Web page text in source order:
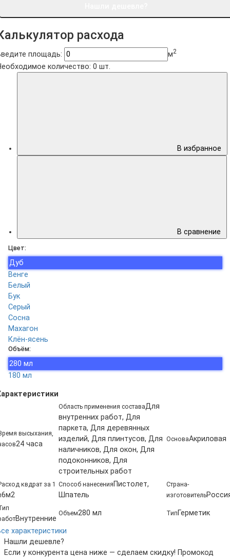
расхода
площадь: м2
количество: 0 шт.
В избранное
В сравнение
Цвет:
Дуб
Венге
Белый
Бук
Серый
Сосна
Махагон
Клён-ясень
Объём:
280 мл
180 мл
высыхания,
24 часа
Область применения составаДля
внутренних работ, Для
паркета, Для деревянных
изделий, Для плинтусов, Для
наличников, Для окон, Для
подоконников, Для
строительных работ
ОсноваАкриловая
квдрат за 1
6м2
Способ нанесения Пистолет,
Шпатель
Страна-
изготовитель
Внутренние
Объем280 мл Тип Герметик
характеристики
Нашли дешевле?
Если у конкурента цена ниже — сделаем скидку! Промокод